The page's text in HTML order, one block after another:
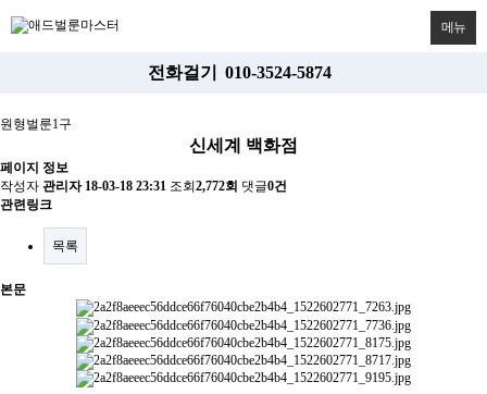
메뉴
전화걸기 010-3524-5874
원형벌룬1구
신세계 백화점
페이지 정보
작성자 관리자 18-03-18 23:31 조회 2,772회 댓글0건
관련링크
목록
본문